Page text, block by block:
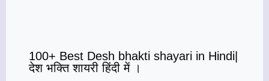
100+ Best Desh bhakti shayari in Hindi|
देश भक्ति शायरी हिंदी में ।